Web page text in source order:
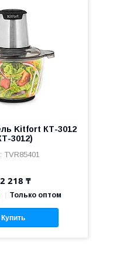
Kitfort КТ-3012
3012)
TVR85401
218 ₸
Только оптом
Купить